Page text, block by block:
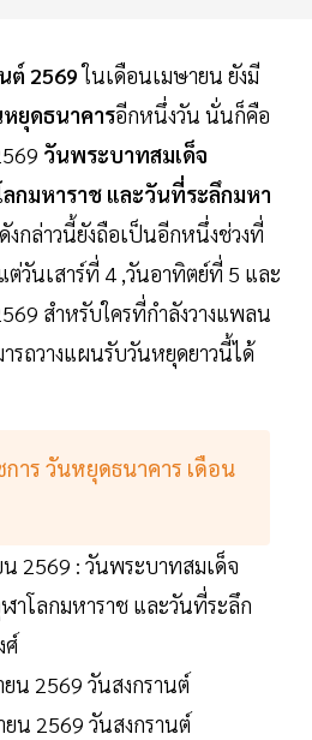
ต์ 2569ในเดือนเมษายน ยังมี
ยุดธนาคารอีกหนึ่งวัน นั่นก็คือ
วันพระบาทสมเด็จ
มหาราช และวันที่ระลึกมหา
งกล่าวนี้ยังถือเป็นอีกหนึ่งช่วงที่
ต่วันเสาร์ที่ 4 ,วันอาทิตย์ที่ 5 และ
สำหรับใครที่กำลังวางแพลน
รถวางแผนรับวันหยุดยาวนี้ได้
าร วันหยุดธนาคาร เดือน
2569 : วันพระบาทสมเด็จ
โลกมหาราช และวันที่ระลึก
ศ์
น 2569 วันสงกรานต์
ยน 2569 วันสงกรานต์